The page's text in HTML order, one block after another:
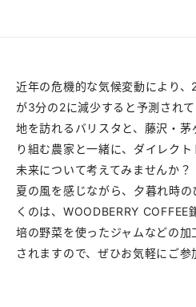
近年の危機的な気候変動により
が3分の2に減少すると予測され
地を訪れるバリスタと、藤沢・
り組む農家と一緒に、ダイレク
未来について考えてみませんか？
夏の風を感じながら、夕暮れ時
くのは、WOODBERRY
培の野菜を使ったジャムなどの
されますので、ぜひお気軽にご